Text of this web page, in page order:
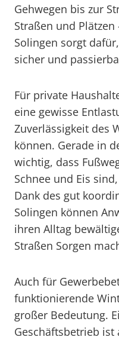
Gehwegen bis zur
Straßen und
Solingen sorgt
sicher und
Für private
eine gewisse
Zuverlässigkeit des
können. Gerade in
wichtig, dass
Schnee und Eis
Dank des gut
Solingen können
ihren Alltag
Straßen Sorgen
Auch für
funktionierende
großer Bedeutung.
Geschäftsbetrieb